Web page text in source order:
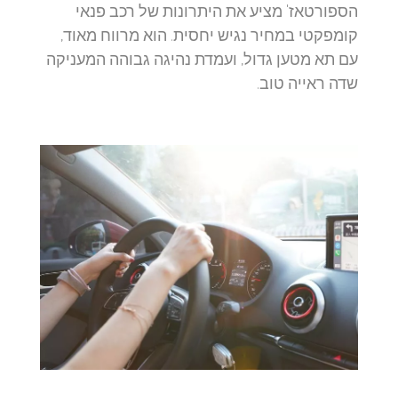
הספורטאז' מציע את היתרונות של רכב פנאי
קומפקטי במחיר נגיש יחסית. הוא מרווח מאוד,
עם תא מטען גדול, ועמדת נהיגה גבוהה המעניקה
שדה ראייה טוב.